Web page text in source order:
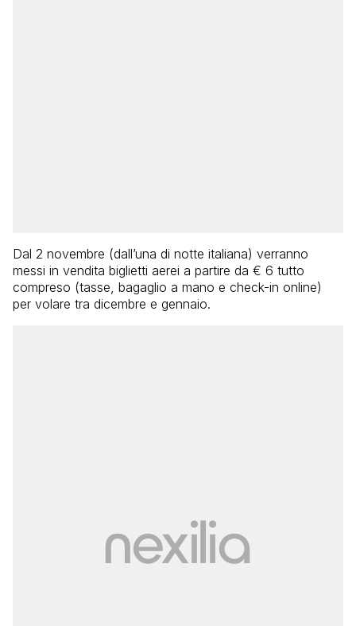
Dal 2 novembre (dall’una di notte italiana) verranno
messi in vendita biglietti aerei a partire da € 6 tutto
compreso (tasse, bagaglio a mano e check-in online)
per volare tra dicembre e gennaio.